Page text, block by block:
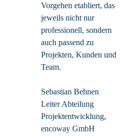
Vorgehen etabliert, das
jeweils nicht nur
professionell, sondern
auch passend zu
Projekten, Kunden und
Team.
Sebastian Behnen
Leiter Abteilung
Projektentwicklung,
encoway GmbH